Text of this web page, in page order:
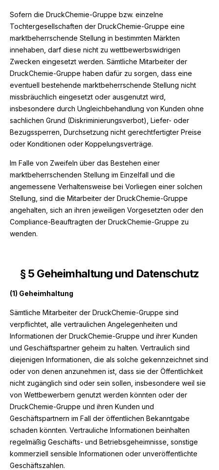
Sofern die DruckChemie-Gruppe bzw. einzelne
Tochtergesellschaften der DruckChemie-Gruppe eine
marktbeherrschende Stellung in bestimmten Märkten
innehaben, darf diese nicht zu wettbewerbswidrigen
Zwecken eingesetzt werden. Sämtliche Mitarbeiter der
DruckChemie-Gruppe haben dafür zu sorgen, dass eine
eventuell bestehende marktbeherrschende Stellung nicht
missbräuchlich eingesetzt oder ausgenutzt wird,
insbesondere durch Ungleichbehandlung von Kunden ohne
sachlichen Grund (Diskriminierungsverbot), Liefer- oder
Bezugssperren, Durchsetzung nicht gerechtfertigter Preise
oder Konditionen oder Koppelungsverträge.
Im Falle von Zweifeln über das Bestehen einer
marktbeherrschenden Stellung im Einzelfall und die
angemessene Verhaltensweise bei Vorliegen einer solchen
Stellung, sind die Mitarbeiter der DruckChemie-Gruppe
angehalten, sich an ihren jeweiligen Vorgesetzten oder den
Compliance-Beauftragten der DruckChemie-Gruppe zu
wenden.
§ 5 Geheimhaltung und Datenschutz
(1) Geheimhaltung
Sämtliche Mitarbeiter der DruckChemie-Gruppe sind
verpflichtet, alle vertraulichen Angelegenheiten und
Informationen der DruckChemie-Gruppe und ihrer Kunden
und Geschäftspartner geheim zu halten. Vertraulich sind
diejenigen Informationen, die als solche gekennzeichnet sind
oder von denen anzunehmen ist, dass sie der Öffentlichkeit
nicht zugänglich sind oder sein sollen, insbesondere weil sie
von Wettbewerbern genutzt werden könnten oder der
DruckChemie-Gruppe und ihren Kunden und
Geschäftspartnern im Fall der öffentlichen Bekanntgabe
schaden könnten. Vertrauliche Informationen beinhalten
regelmäßig Geschäfts- und Betriebsgeheimnisse, sonstige
kommerziell sensible Informationen oder unveröffentlichte
Geschäftszahlen.